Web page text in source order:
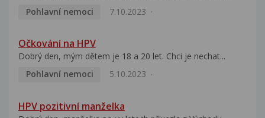
Pohlavní nemoci
7.10.2023
Očkování na HPV
Dobrý den, mým dětem je 18 a 20 let. Chci je nechat...
Pohlavní nemoci
5.10.2023
HPV pozitivní manželka